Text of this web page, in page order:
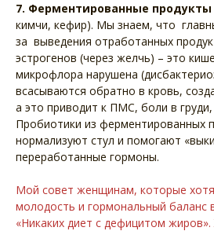
7. Ферментированные продукты
кимчи, кефир). Мы знаем, что
за выведения отработанных
эстрогенов (через желчь) – это
микрофлора нарушена
всасываются обратно в кровь,
а это приводит к ПМС, боли в
Пробиотики из ферментированных
нормализуют стул и помогают
переработанные гормоны.
Мой совет женщинам, которые
молодость и гормональный баланс
«Никаких диет с дефицитом